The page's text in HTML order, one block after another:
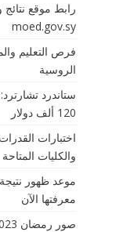
رابط موقع نتائج
moed.gov.sy
فرص التعليم
الروسية
ستاندرد
120 ألف دولار
والكليات المتاحة
معرفتها الآن